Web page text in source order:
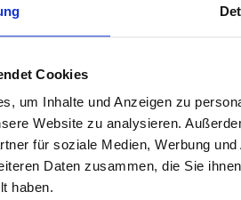
Cookies
um Inhalte und Anzeigen zu
Website zu analysieren.
für soziale Medien, Werbung
Daten zusammen, die Sie
haben.
GmbH & Co KG – All rights reserved.